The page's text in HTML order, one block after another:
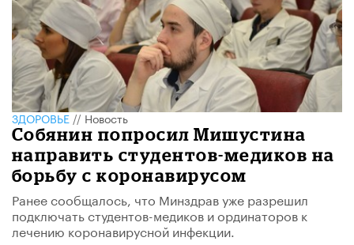
ЗДОРОВЬЕ//Новость
Собянин попросил Мишустина
направить студентов-медиков на
борьбу с коронавирусом
Ранее сообщалось, что Минздрав уже разрешил
подключать студентов-медиков и ординаторов к
лечению коронавирусной инфекции.